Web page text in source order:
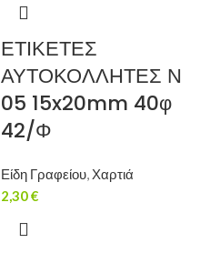
ΕΤΙΚΕΤΕΣ
ΑΥΤΟΚΟΛΛΗΤΕΣ Ν
05 15x20mm 40φ
42/Φ
Είδη Γραφείου, Χαρτιά
2,30€